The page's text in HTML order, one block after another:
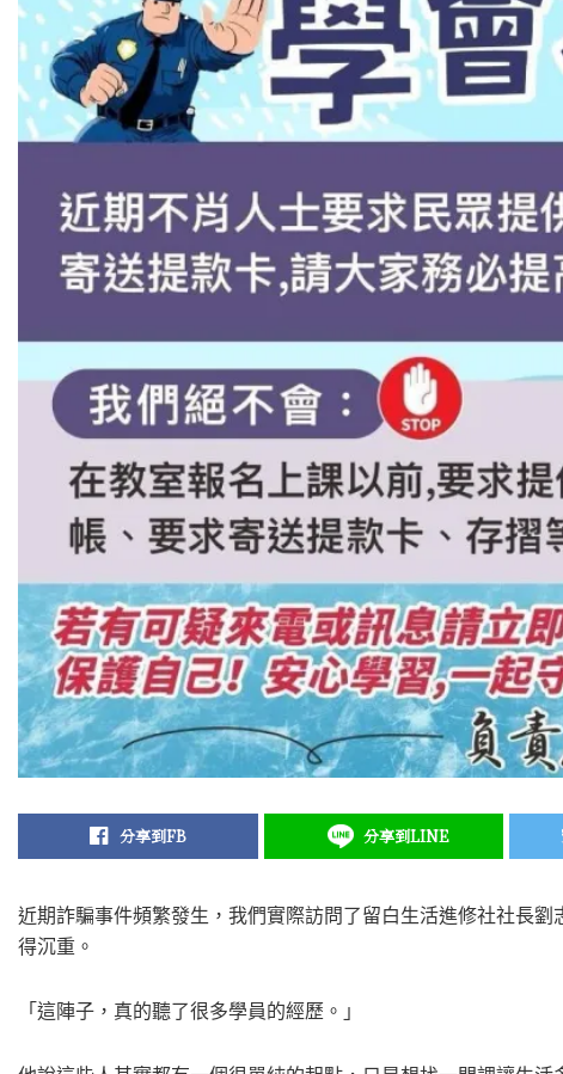
分享到FB 分享到LINE
近期詐騙事件頻繁發生，我們實際訪問了留白生活進修社社長
得沉重。
「這陣子，真的聽了很多學員的經歷。」